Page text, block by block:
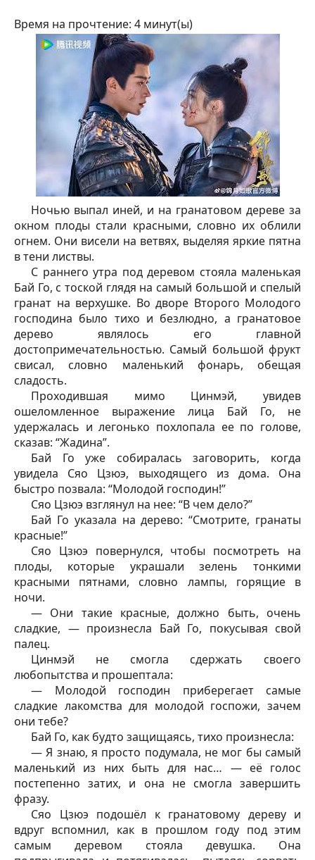
Время на прочтение: 4 минут(ы)
Ночью выпал иней, и на гранатовом дереве за
окном плоды стали красными, словно их облили
огнем. Они висели на ветвях, выделяя яркие пятна
в тени листвы.
С раннего утра под деревом стояла маленькая
Бай Го, с тоской глядя на самый большой и спелый
гранат на верхушке. Во дворе Второго Молодого
господина было тихо и безлюдно, а гранатовое
дерево являлось его главной
достопримечательностью. Самый большой фрукт
свисал, словно маленький фонарь, обещая
сладость.
Проходившая мимо Цинмэй, увидев
ошеломленное выражение лица Бай Го, не
удержалась и легонько похлопала ее по голове,
сказав: “Жадина”.
Бай Го уже собиралась заговорить, когда
увидела Сяо Цзюэ, выходящего из дома. Она
быстро позвала: “Молодой господин!”
Сяо Цзюэ взглянул на нее: “В чем дело?”
Бай Го указала на дерево: “Смотрите, гранаты
красные!”
Сяо Цзюэ повернулся, чтобы посмотреть на
плоды, которые украшали зелень тонкими
красными пятнами, словно лампы, горящие в
ночи.
— Они такие красные, должно быть, очень
сладкие, — произнесла Бай Го, покусывая свой
палец.
Цинмэй не смогла сдержать своего
любопытства и прошептала:
— Молодой господин приберегает самые
сладкие лакомства для молодой госпожи, зачем
они тебе?
Бай Го, как будто защищаясь, тихо произнесла:
— Я знаю, я просто подумала, не мог бы самый
маленький из них быть для нас… — её голос
постепенно затих, и она не смогла завершить
фразу.
Сяо Цзюэ подошёл к гранатовому дереву и
вдруг вспомнил, как в прошлом году под этим
самым деревом стояла девушка. Она